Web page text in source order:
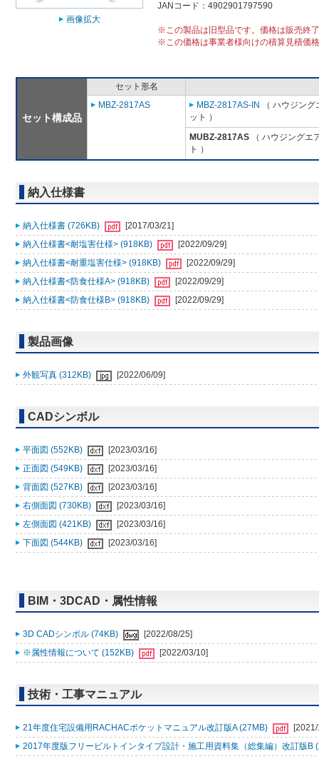
画像拡大
JANコード：4902901797590
※この製品は旧型品です。価格は販売終
※この価格は事業者様向けの積算見積価
セット構成品
セット形名
MBZ-2817AS
MBZ-2817AS-IN
（ ハウジン
ット ）
MUBZ-2817AS （ ハウジングエ
ト ）
納入仕様書
納入仕様書 (726KB)
[2017/03/21]
納入仕様書<耐塩害仕様> (918KB)
[2022/09/29]
納入仕様書<耐重塩害仕様> (918KB)
[2022/09/29]
納入仕様書<防食仕様A> (918KB)
[2022/09/29]
納入仕様書<防食仕様B> (918KB)
[2022/09/29]
製品画像
外観写真 (312KB) [2022/06/09]
CADシンボル
平面図 (552KB)
[2023/03/16]
正面図 (549KB)
[2023/03/16]
背面図 (527KB)
[2023/03/16]
右側面図 (730KB)
[2023/03/16]
左側面図 (421KB)
[2023/03/16]
下面図 (544KB)
[2023/03/16]
BIM・3DCAD・属性情報
3D CADシンボル (74KB)
[2022/08/25]
※属性情報について (152KB)
[2022/03/10]
技術・工事マニュアル
21年度住宅設備用RACHACポケットマニュアル改訂版A (27MB)
2017年度版フリービルトインタイプ設計・施工用資料集（総集編）改訂版B